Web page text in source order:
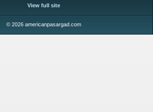
View full site
© 2026 americanpasargad.com